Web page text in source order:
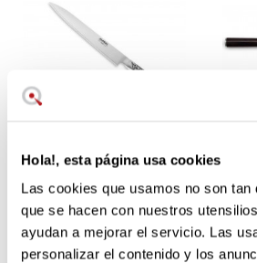
Hola!, esta página usa cookies
Las cookies que usamos no son tan
que se hacen con nuestros
ayudan a mejorar el servicio. Las
personalizar el contenido y los
145,00 €
Cuchillo Sashimi Global
G47 de 25 cm. Serie G de
Global Japón